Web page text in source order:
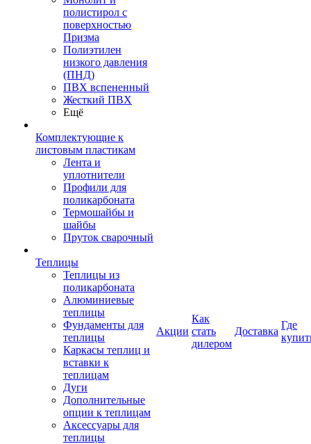
полистирол с
поверхностью
Призма
Полиэтилен
низкого давления
(ПНД)
ПВХ вспененный
Жесткий ПВХ
Ещё
Комплектующие к
листовым пластикам
Лента и
уплотнители
Профили для
поликарбоната
Термошайбы и
шайбы
Пруток сварочный
Теплицы
Теплицы из
поликарбоната
Алюминиевые
теплицы
Фундаменты для
теплицы
Каркасы теплиц и
вставки к
теплицам
Дуги
Дополнительные
опции к теплицам
Аксессуары для
теплицы
Акции
Как
стать
дилером
Доставка
Где